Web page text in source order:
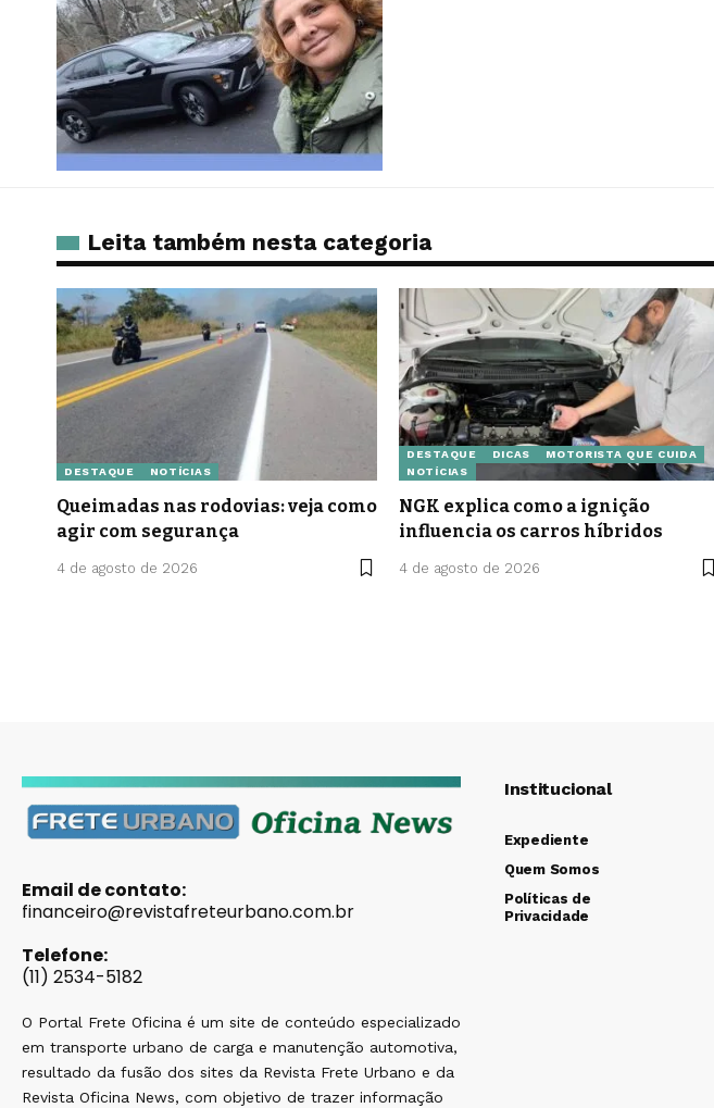
Leita também nesta categoria
DESTAQUE NOTÍCIAS
Queimadas nas rodovias: veja como
agir com segurança
4 de agosto de 2026
DESTAQUE DICAS
MOTORISTA QUE CUIDA
NOTÍCIAS
NGK explica como a ignição
influencia os carros híbridos
4 de agosto de 2026
Email de contato:
financeiro@revistafreteurbano.com.br
Telefone:
(11) 2534-5182
O Portal Frete Oficina é um site de conteúdo especializado
em transporte urbano de carga e manutenção automotiva,
resultado da fusão dos sites da Revista Frete Urbano e da
Revista Oficina News, com objetivo de trazer informação
Institucional
Expediente
Quem Somos
Políticas de
Privacidade